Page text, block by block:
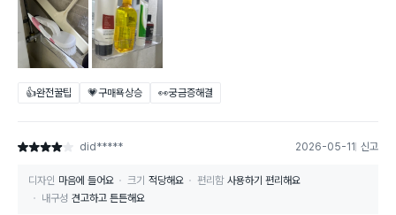
👍완전꿀팁 💗구매욕상승 👀궁금증해결
별점 4점 did***** 2026-05-11 신고
디자인 마음에 들어요 크기 적당해요 편리함 사용하기 편리해요
내구성 견고하고 튼튼해요